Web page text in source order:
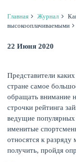
Главная Журнал
высокооплачиваемыми
22 Июня 2020
Представители
стране самое
обращать внимание
строчки рейтинга
ведущие популярных
именитые
относятся к
получить, пройдя